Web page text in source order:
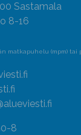
Sastamala
8-16
matkapuhelu (mpm) tai
8